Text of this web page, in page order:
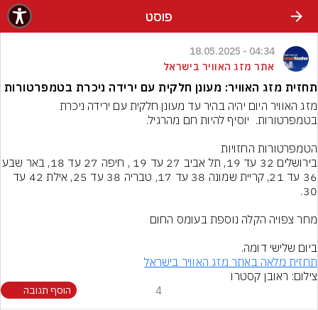
פוסט
04:34 - 18.05.2025
אתר מזג האוויר בישראל
תחזית מזג האוויר: מעונן חלקית עם ירידה ניכרת בטמפרטורות
36 עד 21, קריית שמונה 38 עד 17, טבריה 38 עד 25, אילת 42 עד
ביום שלישי דומה.
תחזית מלאה באתר מזג האוויר בישראל
צילום: ראובן קסטרו
4 הוסף תגובה